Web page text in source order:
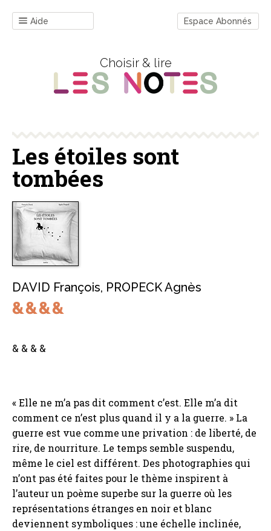
Aide Espace Abonnés
Choisir & lire
Les étoiles sont
tombées
DAVID François, PROPECK Agnès
& & & &
« Elle ne m’a pas dit comment c’est. Elle m’a dit
comment ce n’est plus quand il y a la guerre. » La
guerre est vue comme une privation : de liberté, de
rire, de nourriture. Le temps semble suspendu,
même le ciel est différent. Des photographies qui
n’ont pas été faites pour le thème inspirent à
l’auteur un poème superbe sur la guerre où les
représentations étranges en noir et blanc
deviennent symboliques : une échelle inclinée,